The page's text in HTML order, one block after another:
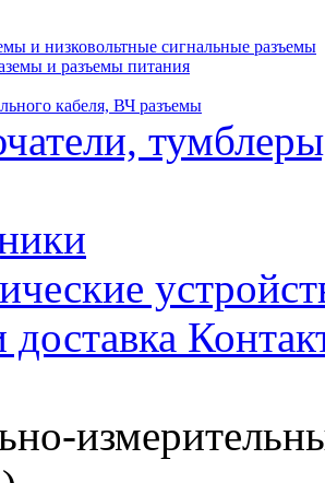
и низковольтные сигнальные разъемы
и разъемы питания
кабеля, ВЧ разъемы